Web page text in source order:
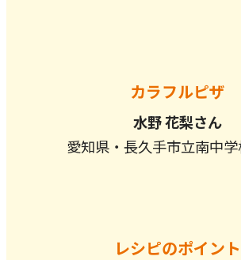
カラフルピザ
水野 花梨さん
愛知県・長久手市立南中
レシピのポイント